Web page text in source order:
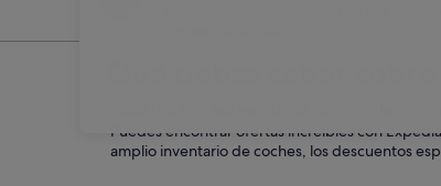
Qué debes saber
¿Cuáles son las ventajas de alquilar
Puedes encontrar ofertas increíbles con
amplio inventario de coches, los descuentos